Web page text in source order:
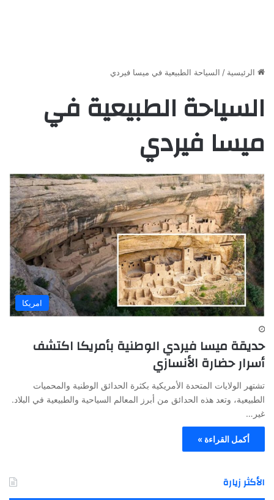
الرئيسية / السياحة الطبيعية في ميسا فيردي
السياحة الطبيعية في
ميسا فيردي
امريكا
حديقة ميسا فيردي الوطنية بأمريكا اكتشف
أسرار حضارة الأنسازي
تشتهر الولايات المتحدة الأمريكية بكثرة الحدائق الوطنية والمحميات
الطبيعية، وتعد هذه الحدائق من أبرز المعالم السياحية والطبيعية في البلاد.
غير…
أكمل القراءة »
الأكثر زيارة